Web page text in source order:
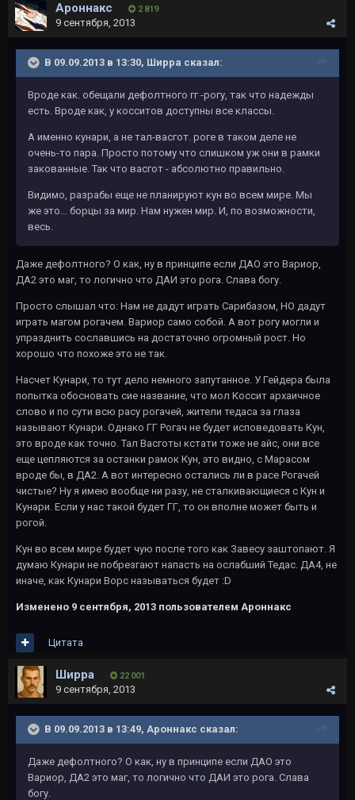
Ароннакс 2 819
9 сентября, 2013
В 09.09.2013 в 13:30, Ширра сказал:
Вроде как. обещали дефолтного гг -рогу, так что надежды
есть. Вроде как, у косситов доступны все классы.
А именно кунари, а не тал-васгот. роге в таком деле не
очень-то пара. Просто потому что слишком уж они в рамки
закованные. Так что васгот - абсолютно правильно.
Видимо, разрабы еще не планируют кун во всем мире. Мы
же это... борцы за мир. Нам нужен мир. И, по возможности,
весь.
Даже дефолтного? О как, ну в принципе если ДАО это Вариор,
ДА2 это маг, то логично что ДАИ это рога. Слава богу.
Просто слышал что: Нам не дадут играть Сарибазом, НО дадут
играть магом рогачем. Вариор само собой. А вот рогу могли и
упразднить сославшись на достаточно огромный рост. Но
хорошо что похоже это не так.
Насчет Кунари, то тут дело немного запутанное. У Гейдера была
попытка обосновать сие название, что мол Коссит архаичное
слово и по сути всю расу рогачей, жители тедаса за глаза
называют Кунари. Однако ГГ Рогач не будет исповедовать Кун,
это вроде как точно. Тал Васготы кстати тоже не айс, они все
еще цепляются за останки рамок Кун, это видно, с Марасом
вроде бы, в ДА2. А вот интересно остались ли в расе Рогачей
чистые? Ну я имею вообще ни разу, не сталкивающиеся с Кун и
Кунари. Если у нас такой будет ГГ, то он вполне может быть и
рогой.
Кун во всем мире будет чую после того как Завесу заштопают. Я
думаю Кунари не побрезгают напасть на ослабший Тедас. ДА4, не
иначе, как Кунари Ворс называться будет :D
Изменено 9 сентября, 2013 пользователем Ароннакс
Цитата
Ширра 22 001
9 сентября, 2013
В 09.09.2013 в 13:49, Ароннакс сказал:
Даже дефолтного? О как, ну в принципе если ДАО это
Вариор, ДА2 это маг, то логично что ДАИ это рога. Слава
богу.